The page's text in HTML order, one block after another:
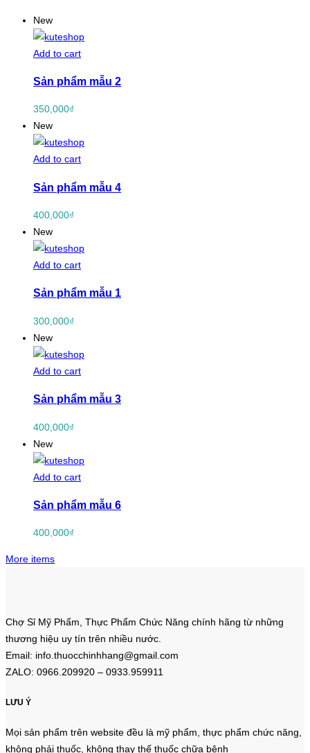
New
Add to cart
Sản phẩm mẫu 2
350,000₫
New
Add to cart
Sản phẩm mẫu 4
400,000₫
New
Add to cart
Sản phẩm mẫu 1
300,000₫
New
Add to cart
Sản phẩm mẫu 3
400,000₫
New
Add to cart
Sản phẩm mẫu 6
400,000₫
More items
Chợ Sỉ Mỹ Phẩm, Thực Phẩm Chức Năng chính hãng từ những
thương hiệu uy tín trên nhiều nước.
Email: info.thuocchinhhang@gmail.com
ZALO: 0966.209920 – 0933.959911
LƯU Ý
Mọi sản phẩm trên website đều là mỹ phẩm, thực phẩm chức năng,
không phải thuốc, không thay thế thuốc chữa bệnh